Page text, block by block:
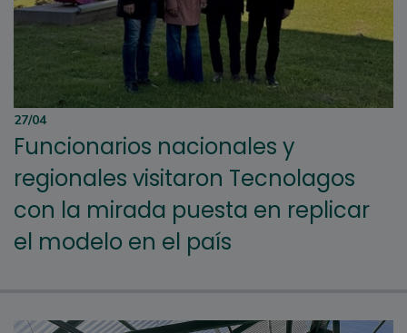
27/04
Funcionarios nacionales y
regionales visitaron Tecnolagos
con la mirada puesta en replicar
el modelo en el país